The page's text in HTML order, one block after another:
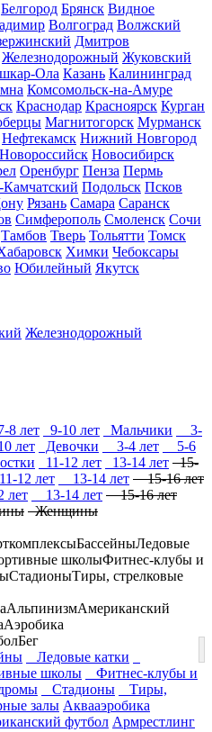
Белгород Брянск Видное
Волгоград Волжский
Дмитров
Железнодорожный Жуковский
Ола Казань Калининград
Комсомольск-на-Амуре
Краснодар Красноярск Курган
Магнитогорск Мурманск
Нефтекамск Нижний Новгород
Новороссийск Новосибирск
Оренбург Пенза Пермь
Камчатский Подольск Псков
Рязань Самара Саранск
Симферополь Смоленск Сочи
Тамбов Тверь Тольятти Томск
Химки Чебоксары
Юбилейный Якутск
Железнодорожный
8 лет 9-10 лет Мальчики
3-
лет Девочки 3-4 лет
5-6
11-12 лет 13-14 лет 15-
12 лет 13-14 лет 15-16 лет
лет 13-14 лет 15-16 лет
Женщины
БассейныЛедовые
школыФитнес-клубы и
СтадионыТиры, стрелковые
АльпинизмАмериканский
Аэробика
Бег
Ледовые катки
школы
Фитнес-клубы и
Стадионы
Тиры,
залы Аквааэробика
футбол Армрестлинг